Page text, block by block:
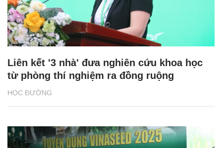
HỌC ĐƯỜNG
Liên kết '3 nhà' đưa nghiên cứu khoa học
từ phòng thí nghiệm ra đồng ruộng